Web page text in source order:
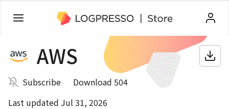
AWS
Subscribe
Download 504
Last updated Jul 31, 2026